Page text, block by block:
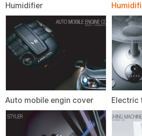
Humidifier
Auto mobile engin cover Electric